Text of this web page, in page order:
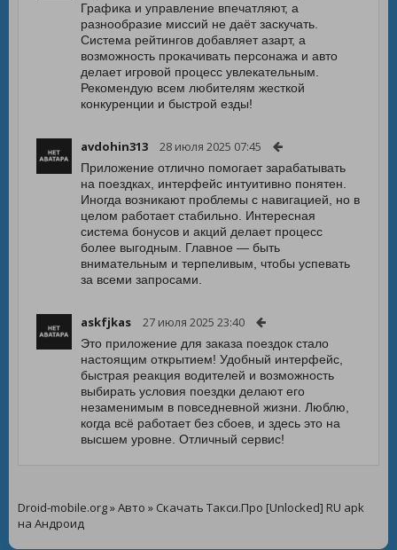
Графика и управление впечатляют, а
разнообразие миссий не даёт заскучать.
Система рейтингов добавляет азарт, а
возможность прокачивать персонажа и авто
делает игровой процесс увлекательным.
Рекомендую всем любителям жесткой
конкуренции и быстрой езды!
avdohin313 28 июля 2025 07:45
Приложение отлично помогает зарабатывать
на поездках, интерфейс интуитивно понятен.
Иногда возникают проблемы с навигацией, но в
целом работает стабильно. Интересная
система бонусов и акций делает процесс
более выгодным. Главное — быть
внимательным и терпеливым, чтобы успевать
за всеми запросами.
askfjkas 27 июля 2025 23:40
Это приложение для заказа поездок стало
настоящим открытием! Удобный интерфейс,
быстрая реакция водителей и возможность
выбирать условия поездки делают его
незаменимым в повседневной жизни. Люблю,
когда всё работает без сбоев, и здесь это на
высшем уровне. Отличный сервис!
Droid-mobile.org»Авто » Скачать Такси.Про [Unlocked] RU apk
на Андроид